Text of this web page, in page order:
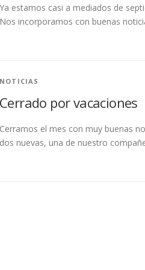
Ya estamos casi a mediados de
Nos incorporamos con buenas
NOTICIAS
Cerrado por vacaciones
Cerramos el mes con muy buenas
dos nuevas, una de nuestro